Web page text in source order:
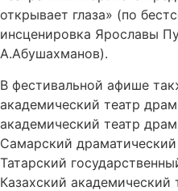
открывает глаза» (по
инсценировка Ярославы
А.Абушахманов).
В фестивальной афише
академический театр
академический театр
Самарский
Татарский
Казахский